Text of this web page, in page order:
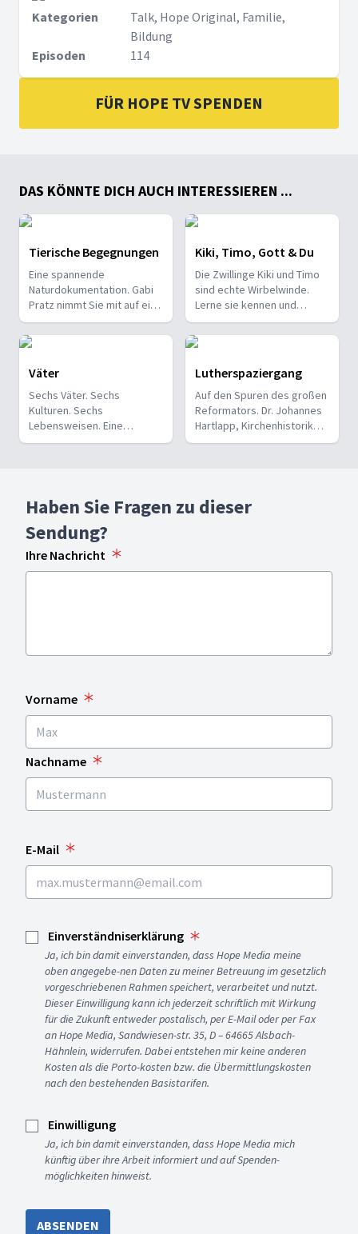
Kategorien
Talk, Hope Original, Familie,
Bildung
Episoden
114
FÜR HOPE TV SPENDEN
DAS KÖNNTE DICH AUCH INTERESSIEREN ...
Tierische Begegnungen
Eine spannende
Naturdokumentation. Gabi
Pratz nimmt Sie mit auf eine
persönliche Reise ins
Tierreich. Staunen Sie mit!
Kiki, Timo, Gott & Du
Die Zwillinge Kiki und Timo
sind echte Wirbelwinde.
Lerne sie kennen und
begleite sie durchs Jahr.
Väter
Sechs Väter. Sechs
Kulturen. Sechs
Lebensweisen. Eine
gemeinsame Erfahrung:
die wichtige Rolle der Väter
in unserer heutigen
Gesellschaft.
Lutherspaziergang
Auf den Spuren des großen
Reformators. Dr. Johannes
Hartlapp, Kirchenhistoriker,
und Dr. Winfried Vogel,
über den Umbruch im Leben
Martin Luthers und in der
Haben Sie Fragen zu dieser
Sendung?
Ihre Nachricht
Vorname
Nachname
E-Mail
Einverständniserklärung
Ja, ich bin damit einverstanden, dass Hope Media meine
oben angegebe-nen Daten zu meiner Betreuung im gesetzlich
vorgeschriebenen Rahmen speichert, verarbeitet und nutzt.
Dieser Einwilligung kann ich jederzeit schriftlich mit Wirkung
für die Zukunft entweder postalisch, per E-Mail oder per Fax
an Hope Media, Sandwiesen-str. 35, D – 64665 Alsbach-
Hähnlein, widerrufen. Dabei entstehen mir keine anderen
Kosten als die Porto-kosten bzw. die Übermittlungskosten
nach den bestehenden Basistarifen.
Einwilligung
Ja, ich bin damit einverstanden, dass Hope Media mich
künftig über ihre Arbeit informiert und auf Spenden-
möglichkeiten hinweist.
ABSENDEN